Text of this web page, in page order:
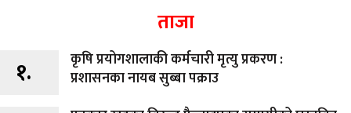
ताजा
१.
कृषि प्रयोगशालाकी कर्मचारी मृत्यु प्रकरण :
प्रशासनका नायब सुब्बा पक्राउ